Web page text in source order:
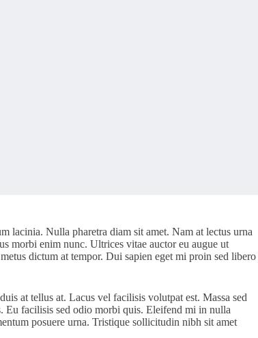
lacinia. Nulla pharetra diam sit amet. Nam at lectus urna
morbi enim nunc. Ultrices vitae auctor eu augue ut
dictum at tempor. Dui sapien eget mi proin sed libero
at tellus at. Lacus vel facilisis volutpat est. Massa sed
Eu facilisis sed odio morbi quis. Eleifend mi in nulla
posuere urna. Tristique sollicitudin nibh sit amet